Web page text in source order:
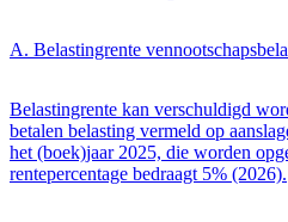
A. Belastingrente
Belastingrente kan verschuldigd
betalen belasting vermeld op
het (boek)jaar 2025, die worden
rentepercentage bedraagt 5% (2026).